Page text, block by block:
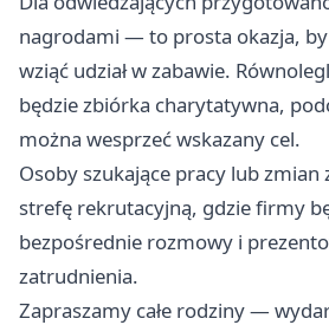
nagrodami — to prosta okazja,
wziąć udział w zabawie.
będzie zbiórka charytatywna,
można wesprzeć wskazany cel.
Osoby szukające pracy lub zmian
strefę rekrutacyjną, gdzie firmy
bezpośrednie rozmowy i
zatrudnienia.
Zapraszamy całe rodziny —